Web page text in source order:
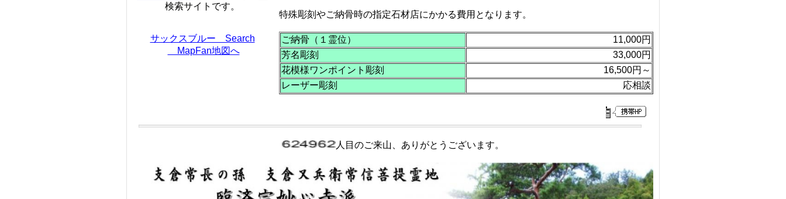
特殊彫刻やご納骨時の指定石材店にかかる費用となります。
ご納骨（１霊位）
11,000円
芳名彫刻
33,000円
花模様ワンポイント彫刻
16,500円～
レーザー彫刻
応相談
検索サイトです。
サックスブルー Search
MapFan地図へ
人目のご来山、ありがとうございます。